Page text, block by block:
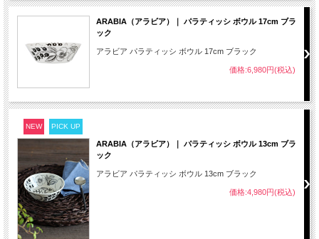
ARABIA（アラビア）｜ パラティッシ ボウル 17cm ブラ
ック
アラビア パラティッシ ボウル 17cm ブラック
価格:6,980円(税込)
NEW PICK UP
ARABIA（アラビア）｜ パラティッシ ボウル 13cm ブラ
ック
アラビア パラティッシ ボウル 13cm ブラック
価格:4,980円(税込)